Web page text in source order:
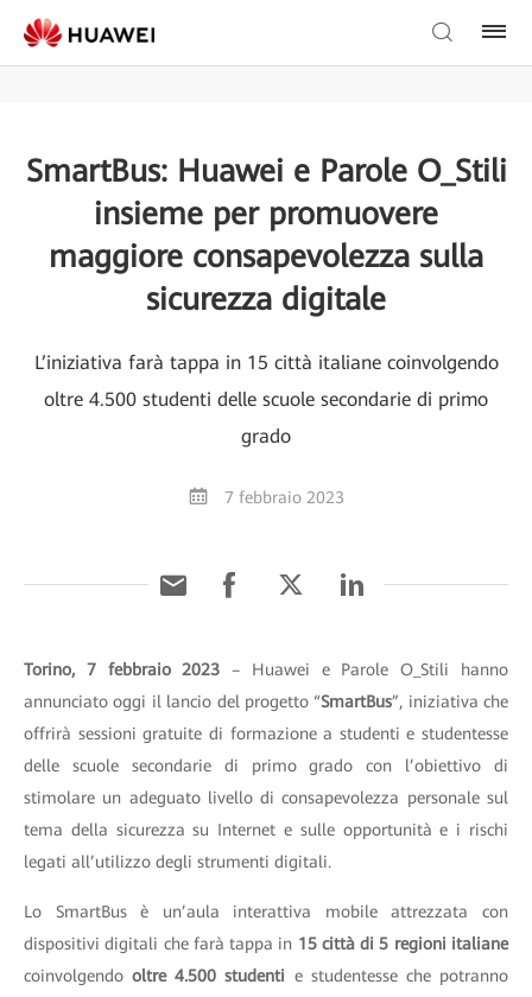
SmartBus: Huawei e Parole O_Stili
insieme per promuovere
maggiore consapevolezza sulla
sicurezza digitale
L’iniziativa farà tappa in 15 città italiane coinvolgendo
oltre 4.500 studenti delle scuole secondarie di primo
grado
7 febbraio 2023
Torino, 7 febbraio 2023 – Huawei e Parole O_Stili hanno
annunciato oggi il lancio del progetto “SmartBus”, iniziativa che
offrirà sessioni gratuite di formazione a studenti e studentesse
delle scuole secondarie di primo grado con l’obiettivo di
stimolare un adeguato livello di consapevolezza personale sul
tema della sicurezza su Internet e sulle opportunità e i rischi
legati all’utilizzo degli strumenti digitali.
Lo SmartBus è un’aula interattiva mobile attrezzata con
dispositivi digitali che farà tappa in 15 città di 5 regioni italiane
coinvolgendooltre 4.500 studenti e studentesse che potranno